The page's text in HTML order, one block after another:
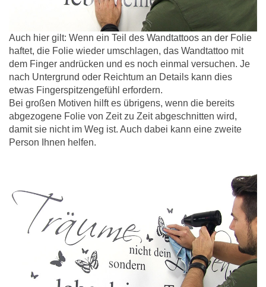
Auch hier gilt: Wenn ein Teil des Wandtattoos an der Folie
haftet, die Folie wieder umschlagen, das Wandtattoo mit
dem Finger andrücken und es noch einmal versuchen. Je
nach Untergrund oder Reichtum an Details kann dies
etwas Fingerspitzengefühl erfordern.
Bei großen Motiven hilft es übrigens, wenn die bereits
abgezogene Folie von Zeit zu Zeit abgeschnitten wird,
damit sie nicht im Weg ist. Auch dabei kann eine zweite
Person Ihnen helfen.